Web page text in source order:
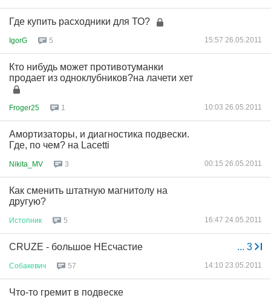
Где купить расходники для ТО?
IgorG 5 15:57 26.05.2011
Кто нибудь может противотуманки
продает из одноклубников?на лачети хет
Froger25 1 10:03 26.05.2011
Амортизаторы, и диагностика подвески.
Где, по чем? на Lacetti
Nikita_MV 3 00:15 26.05.2011
Как сменить штатную магнитолу на
другую?
Истопник 5 16:47 24.05.2011
... 3
CRUZE - большое НЕсчастие
Собакевич 57 14:10 23.05.2011
Что-то гремит в подвеске